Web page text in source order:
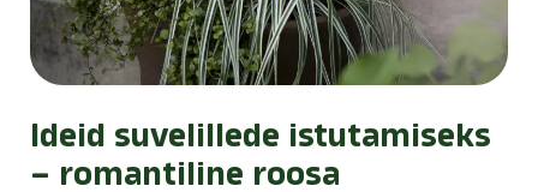
Ideid suvelillede istutamiseks
– romantiline roosa